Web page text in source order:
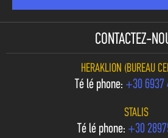
CONTACTEZ-
HERAKLION (BUREAU
Téléphone: +30 6937
STALIS
Téléphone: +30